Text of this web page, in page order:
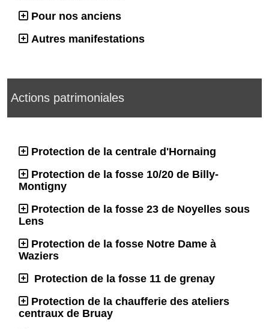
Pour nos anciens
Autres manifestations
Actions patrimoniales
Protection de la centrale d'Hornaing
Protection de la fosse 10/20 de Billy-
Montigny
Protection de la fosse 23 de Noyelles sous
Lens
Protection de la fosse Notre Dame à
Waziers
Protection de la fosse 11 de grenay
Protection de la chaufferie des ateliers
centraux de Bruay